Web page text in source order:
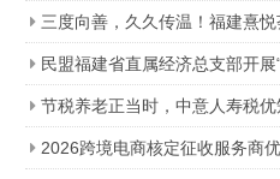
三度向善，久久传温！福建熹
助力金秋助学
民盟福建省直属经济总支部开展
传进社区活动
节税养老正当时，中意人寿税
2026跨境电商核定征收服务商